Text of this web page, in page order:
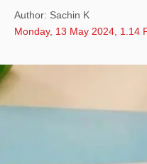
Author: Sachin K
Monday, 13 May 2024, 1.14